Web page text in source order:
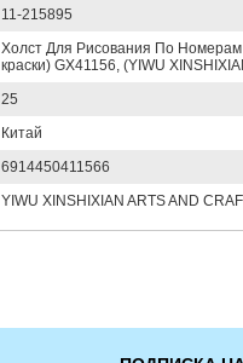
11-215895
Холст Для Рисования По Номерам
краски) GX41156, (YIWU
25
Китай
6914450411566
YIWU XINSHIXIAN ARTS AND